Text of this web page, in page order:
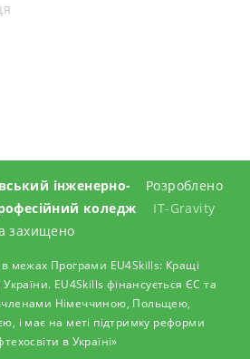
інженерно-
коледж
захищено
Розроблено
IT-Gravity
межах Програми EU4Skills: Кращі
EU4Skills фінансується ЄС та
Німеччиною, Польщею,
і має на меті підтримку реформи
в Україні»